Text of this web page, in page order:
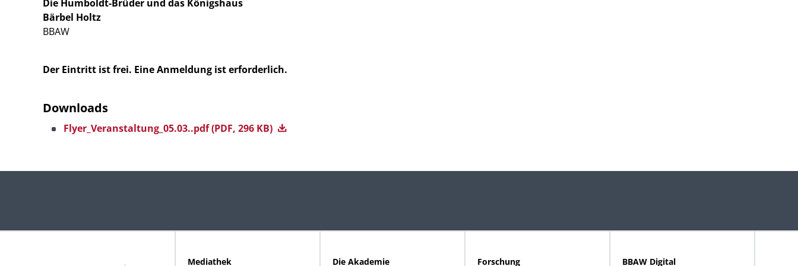
Die Humboldt-Brüder und das Königshaus
Bärbel Holtz
BBAW
Der Eintritt ist frei. Eine Anmeldung ist erforderlich.
Downloads
Flyer_Veranstaltung_05.03..pdf(PDF, 296 KB)
Mediathek Die Akademie Forschung BBAW Digital